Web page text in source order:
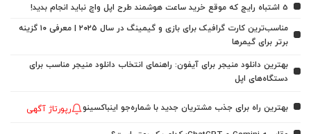
5 اشتباه رایج که موقع خرید ساعت هوشمند طرح اپل واچ نباید انجام بدید!
مناسب‌ترین کارت گرافیک برای بازی و گیمینگ در سال ۲۰۲۵ | معرفی ۱۰ گزینه
برتر برای گیمرها
بهترین دانلود منیجر برای آیفون: راهنمای انتخاب دانلود منیجر مناسب برای
دستگاه‌های اپل
بهترین راه برای جذب مشتریان جدید با شماره‌جو اینباکسینو رپورتاژ آگهی